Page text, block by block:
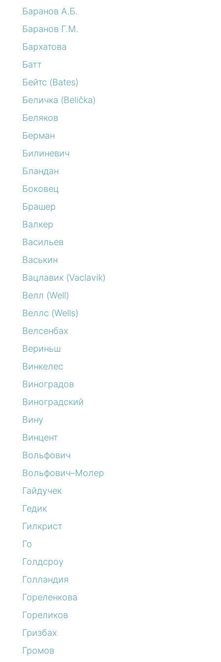
Баранов А.Б.
Баранов Г.М.
Бархатова
Батт
Бейтс (Bates)
Беличка (Belička)
Беляков
Берман
Билиневич
Бландан
Боковец
Брашер
Валкер
Васильев
Васькин
Вацлавик (Vaclavik)
Велл (Well)
Веллс (Wells)
Велсенбах
Вериньш
Винкелес
Виноградов
Виноградский
Вину
Винцент
Вольфович
Вольфович–Молер
Гайдучек
Гедик
Гилкрист
Го
Голдсроу
Голландия
Гореленкова
Гореликов
Гризбах
Громов